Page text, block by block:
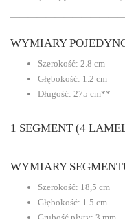
WYMIARY
Szerokość: 2.8 cm
Głębokość: 1.2 cm
Długość: 275 cm**
1 SEGMENT (4
WYMIARY
Szerokość: 18,5 cm
Głębokość: 1.5 cm